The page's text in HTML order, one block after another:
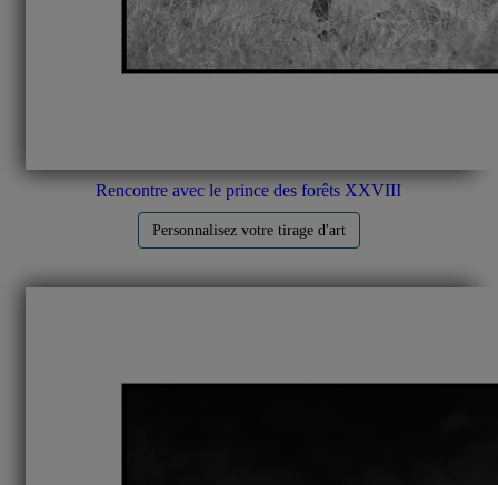
Rencontre avec le prince des forêts XXVIII
Personnalisez votre tirage d'art